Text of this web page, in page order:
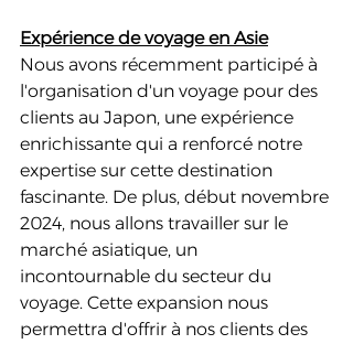
Expérience de voyage en Asie
Nous avons récemment participé à
l'organisation d'un voyage pour des
clients au Japon, une expérience
enrichissante qui a renforcé notre
expertise sur cette destination
fascinante. De plus, début novembre
2024, nous allons travailler sur le
marché asiatique, un
incontournable du secteur du
voyage. Cette expansion nous
permettra d'offrir à nos clients des